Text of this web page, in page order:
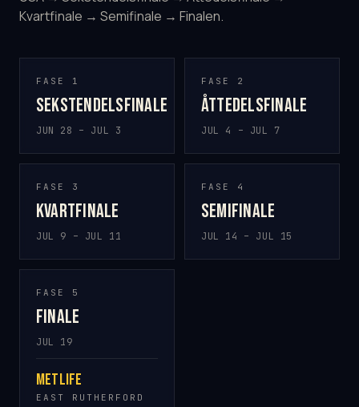
Kvartfinale → Semifinale → Finalen.
FASE 1
Sekstendelsfinale
JUN 28 – JUL 3
FASE 2
Åttedelsfinale
JUL 4 – JUL 7
FASE 3
Kvartfinale
JUL 9 – JUL 11
FASE 4
Semifinale
JUL 14 – JUL 15
FASE 5
Finale
JUL 19
MetLife
EAST RUTHERFORD